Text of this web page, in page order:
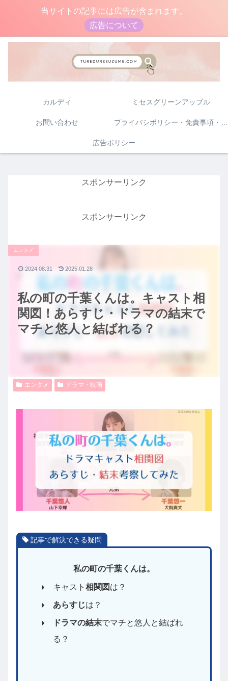
当サイトの記事には広告が含まれます。
広告について
カルディ ミセスグリーンアップル
お問い合わせ
広告ポリシー
スポンサーリンク
スポンサーリンク
私の町の千葉くんは。キャスト相
関図！あらすじ・ドラマの結末で
マチと悠人と結ばれる？
エンタメ
2024.08.31 2025.01.28
エンタメ ドラマ・映画
記事で解決できる疑問
私の町の千葉くんは。
キャスト 相関図 は？
あらすじは？
ドラマの結末でマチと悠人と結ばれ
る？